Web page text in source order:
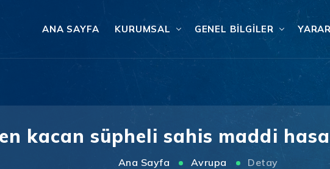
ANA SAYFA KURUMSAL GENEL BILGILER
kacan süpheli sahis maddi
Ana Sayfa Avrupa Detay